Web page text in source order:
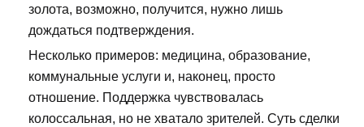
золота, возможно, получится, нужно лишь
дождаться подтверждения.
Несколько примеров: медицина, образование,
коммунальные услуги и, наконец, просто
отношение. Поддержка чувствовалась
колоссальная, но не хватало зрителей. Суть сделки